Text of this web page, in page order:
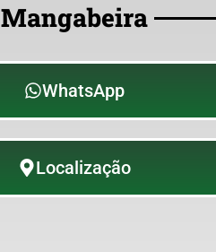
Mangabeira
WhatsApp
Localização